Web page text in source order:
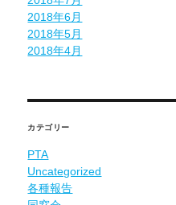
2018年6月
2018年5月
2018年4月
カテゴリー
PTA
Uncategorized
各種報告